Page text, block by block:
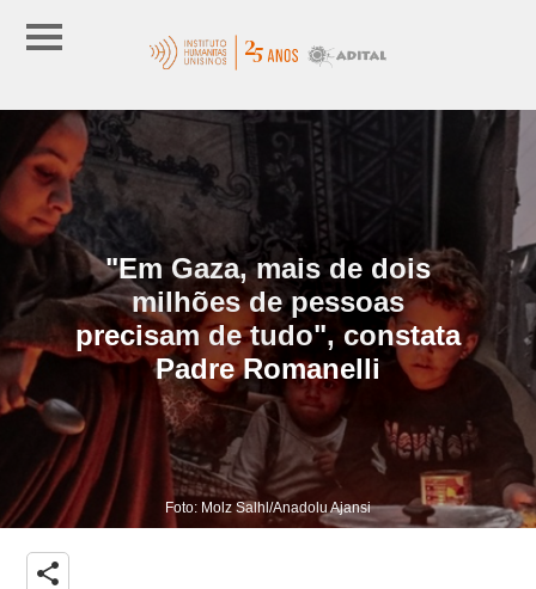
"Em Gaza, mais de dois
milhões de pessoas
precisam de tudo", constata
Padre Romanelli
Foto: Molz Salhl/Anadolu Ajansi
share